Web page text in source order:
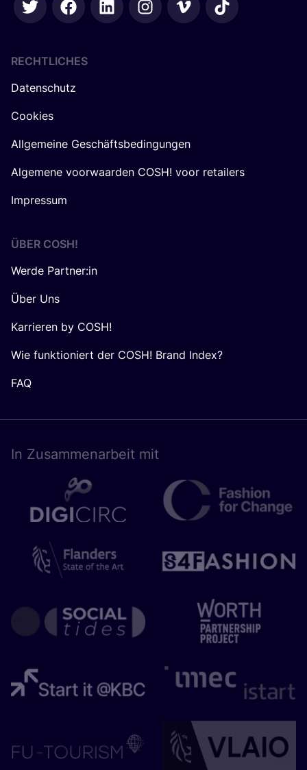
RECHTLICHES
Datenschutz
Cookies
Allgemeine Geschäftsbedingungen
Algemene voorwaarden COSH! voor retailers
Impressum
ÜBER COSH!
Werde Partner:in
Über Uns
Karrieren by COSH!
Wie funktioniert der COSH! Brand Index?
FAQ
In Zusam­men­ar­beit mit